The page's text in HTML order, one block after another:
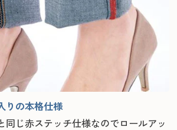
りの本格仕様
同じ赤ステッチ仕様なのでロールアッ